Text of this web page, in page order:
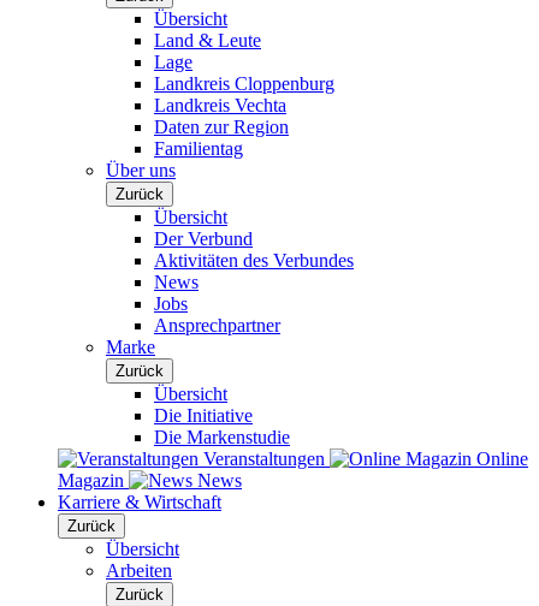
Übersicht
Land & Leute
Lage
Landkreis Cloppenburg
Landkreis Vechta
Daten zur Region
Familientag
Über uns
Zurück
Übersicht
Der Verbund
Aktivitäten des Verbundes
News
Jobs
Ansprechpartner
Marke
Zurück
Übersicht
Die Initiative
Die Markenstudie
Veranstaltungen
Online
Magazin
News
Karriere & Wirtschaft
Zurück
Übersicht
Arbeiten
Zurück